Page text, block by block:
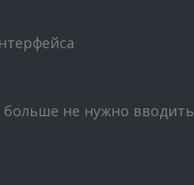
больше не нужно вводить